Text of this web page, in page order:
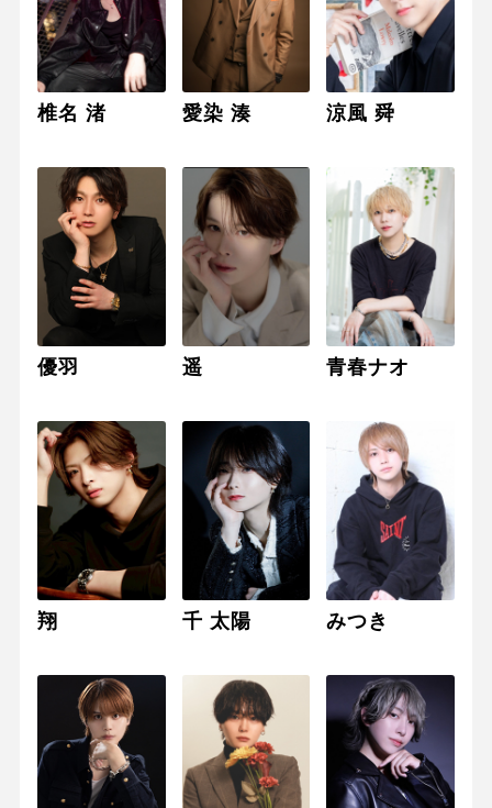
椎名 渚 愛染 湊 涼風 舜
優羽 遥 青春ナオ
翔 千 太陽 みつき